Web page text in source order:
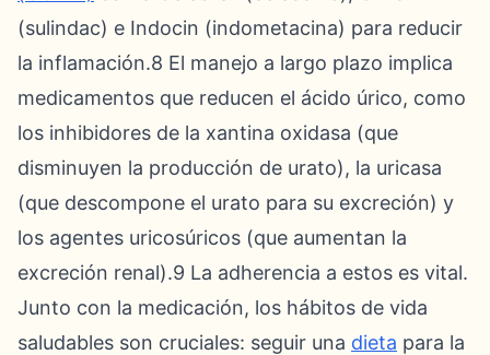
(sulindac) e Indocin (indometacina) para reducir
la inflamación.8 El manejo a largo plazo implica
medicamentos que reducen el ácido úrico, como
los inhibidores de la xantina oxidasa (que
disminuyen la producción de urato), la uricasa
(que descompone el urato para su excreción) y
los agentes uricosúricos (que aumentan la
excreción renal).9 La adherencia a estos es vital.
Junto con la medicación, los hábitos de vida
saludables son cruciales: seguir una dieta para la